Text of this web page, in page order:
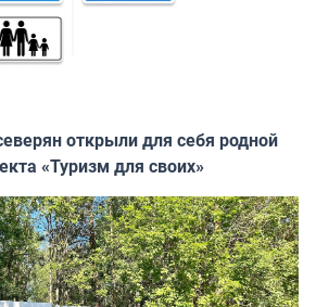
открыли для себя родной
«Туризм для своих»